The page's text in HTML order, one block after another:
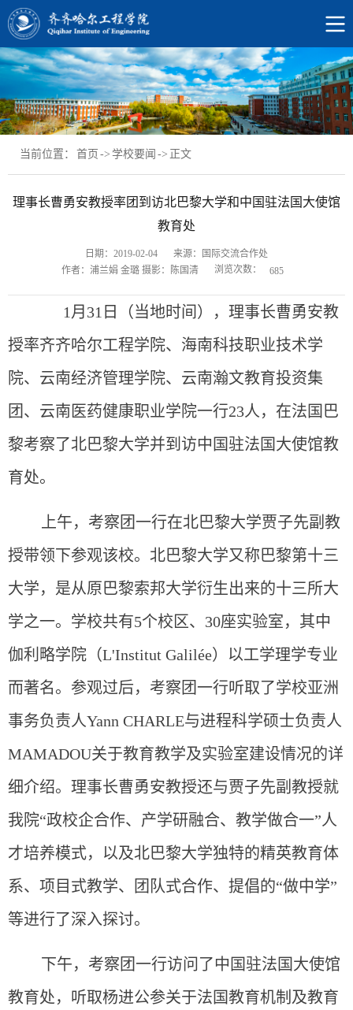
当前位置： 首页 -> 学校要闻 -> 正文
理事长曹勇安教授率团到访北巴黎大学和中国驻法国大使馆
教育处
日期：2019-02-04
来源：国际交流合作处
作者：浦兰娟 金璐 摄影：陈国清
浏览次数： 685
1 月31日（当地时间），理事长曹勇安教
授率齐齐哈尔工程学院、海南科技职业技术学
院、云南经济管理学院、云南瀚文教育投资集
团、云南医药健康职业学院一行23人，在法国巴
黎考察了北巴黎大学并到访中国驻法国大使馆教
育处。
上午，考察团一行在北巴黎大学贾子先副教
授带领下参观该校。北巴黎大学又称巴黎第十三
大学，是从原巴黎索邦大学衍生出来的十三所大
学之一。学校共有5个校区、30座实验室，其中
伽利略学院（L'Institut Galilée）以工学理学专业
而著名。参观过后，考察团一行听取了学校亚洲
事务负责人Yann CHARLE与进程科学硕士负责人
MAMADOU关于教育教学及实验室建设情况的详
细介绍。理事长曹勇安教授还与贾子先副教授就
我院“政校企合作、产学研融合、教学做合一”人
才培养模式，以及北巴黎大学独特的精英教育体
系、项目式教学、团队式合作、提倡的“做中学”
等进行了深入探讨。
下午，考察团一行访问了中国驻法国大使馆
教育处，听取杨进公参关于法国教育机制及教育